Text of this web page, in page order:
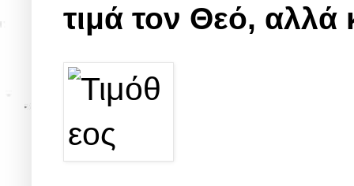
τιμά τον Θεό, αλλά